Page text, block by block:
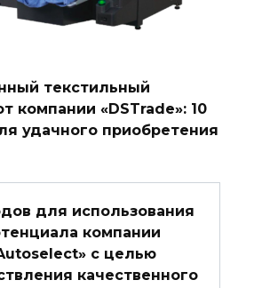
текстильный
компании «DSTrade»: 10
удачного приобретения
для использования
компании
с целью
качественного